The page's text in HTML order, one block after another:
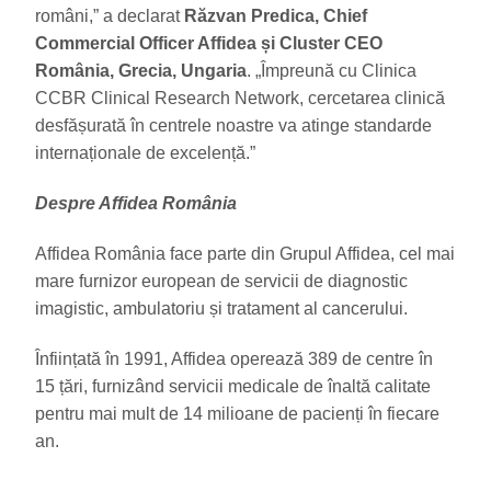
români,” a declarat Răzvan Predica, Chief
Commercial Officer Affidea și Cluster CEO
România, Grecia, Ungaria. „Împreună cu Clinica
CCBR Clinical Research Network, cercetarea clinică
desfășurată în centrele noastre va atinge standarde
internaționale de excelență.”
Despre Affidea România
Affidea România face parte din Grupul Affidea, cel mai
mare furnizor european de servicii de diagnostic
imagistic, ambulatoriu și tratament al cancerului.
Înființată în 1991, Affidea operează 389 de centre în
15 țări, furnizând servicii medicale de înaltă calitate
pentru mai mult de 14 milioane de pacienți în fiecare
an.